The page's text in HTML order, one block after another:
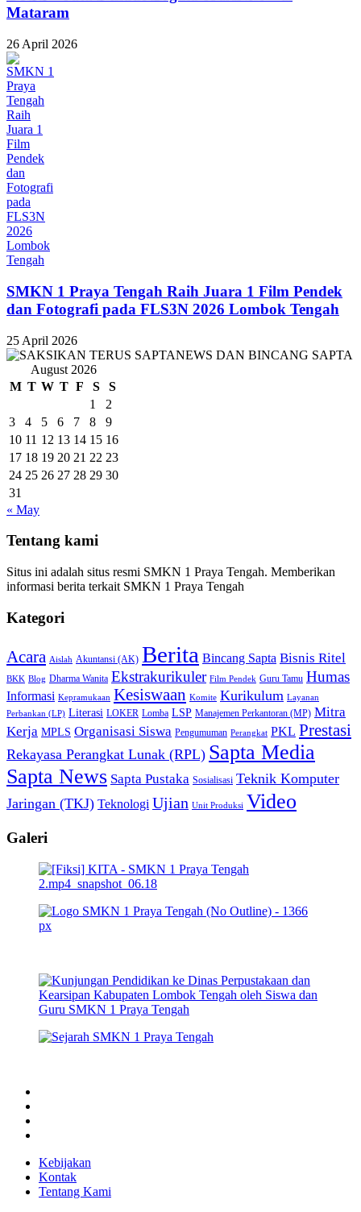
Mataram
26 April 2026
SMKN 1 Praya Tengah Raih Juara 1 Film Pendek
dan Fotografi pada FLS3N 2026 Lombok Tengah
25 April 2026
August 2026
M T W T F S
S
1
2
3
4 5 6 7 8
9
10 11 12 13 14 15 16
17 18 19 20 21 22 23
24 25 26 27 28 29 30
31
« May
Tentang kami
Situs ini adalah situs resmi SMKN 1 Praya Tengah. Memberikan
informasi berita terkait SMKN 1 Praya Tengah
Kategori
Acara Aislah Akuntansi (AK) Berita Bincang Sapta Bisnis Ritel
BKK Blog Dharma Wanita Ekstrakurikuler Film Pendek Guru Tamu Humas
Informasi Kepramukaan Kesiswaan Komite Kurikulum Layanan
Perbankan (LP) Literasi LOKER Lomba LSP Manajemen Perkantoran (MP) Mitra
Kerja MPLS Organisasi Siswa Pengumuman Perangkat PKL Prestasi
Rekayasa Perangkat Lunak (RPL) Sapta Media
Sapta News Sapta Pustaka Sosialisasi Teknik Komputer
Jaringan (TKJ) Teknologi Ujian Unit Produksi Video
Galeri
Kebijakan
Kontak
Tentang Kami